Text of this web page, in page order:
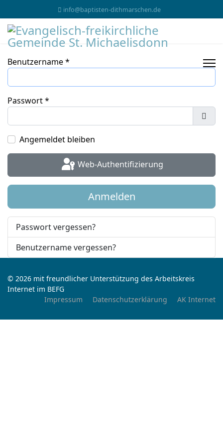
info@baptisten-dithmarschen.de
Benutzername*
Passwort*
Angemeldet bleiben
Web-Authentifizierung
Anmelden
Passwort vergessen?
Benutzername vergessen?
© 2026 mit freundlicher Unterstützung des Arbeitskreis
Internet im BEFG
Impressum
Datenschutzerklärung AK Internet